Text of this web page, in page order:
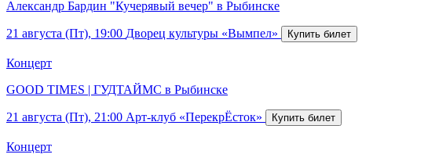
Александр Бардин "Кучерявый вечер" в Рыбинске
21 августа (Пт), 19:00 Дворец культуры «Вымпел»
Концерт
GOOD TIMES | ГУДТАЙМС в Рыбинске
21 августа (Пт), 21:00 Арт-клуб «ПерекрЁсток»
Концерт